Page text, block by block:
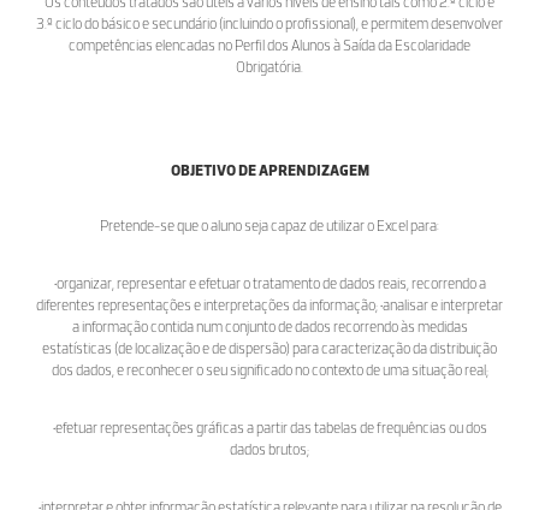
3.º ciclo do básico e secundário (incluindo o profissional), e permitem desenvolver
competências elencadas no Perfil dos Alunos à Saída da Escolaridade
Obrigatória.
OBJETIVO DE APRENDIZAGEM
Pretende-se que o aluno seja capaz de utilizar o Excel para:
•organizar, representar e efetuar o tratamento de dados reais, recorrendo a
diferentes representações e interpretações da informação; •analisar e interpretar
a informação contida num conjunto de dados recorrendo às medidas
estatísticas (de localização e de dispersão) para caracterização da distribuição
dos dados, e reconhecer o seu significado no contexto de uma situação real;
•efetuar representações gráficas a partir das tabelas de frequências ou dos
dados brutos;